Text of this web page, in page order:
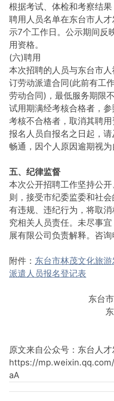
根据考试、体检和考察结
聘用人员名单在东台市人
示7个工作日。公示期间反
用资格。
(六)聘用
本次招聘的人员与东台市
订劳动派遣合同(此前有工
劳动合同)，最低服务期限
试用期满经考核合格者，
考核不合格者，取消其聘用
报名人员自报名之日起，
畅通，因个人原因逾期视为
五、纪律监督
本次公开招聘工作坚持公
则，接受市纪委监委和社
有违规、违纪行为，将取
究相关人员责任。未尽事
展有限公司负责解释。咨
附件： 东台市林茂文化旅
派遣人员报名登记表
东台
原文来自公众号：东台人才
https://
aA